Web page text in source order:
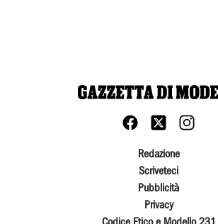
Redazione
Scriveteci
Pubblicità
Privacy